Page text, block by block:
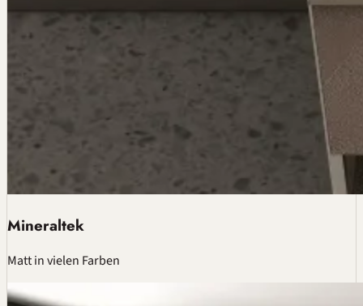
Mineraltek
Matt in vielen Farben